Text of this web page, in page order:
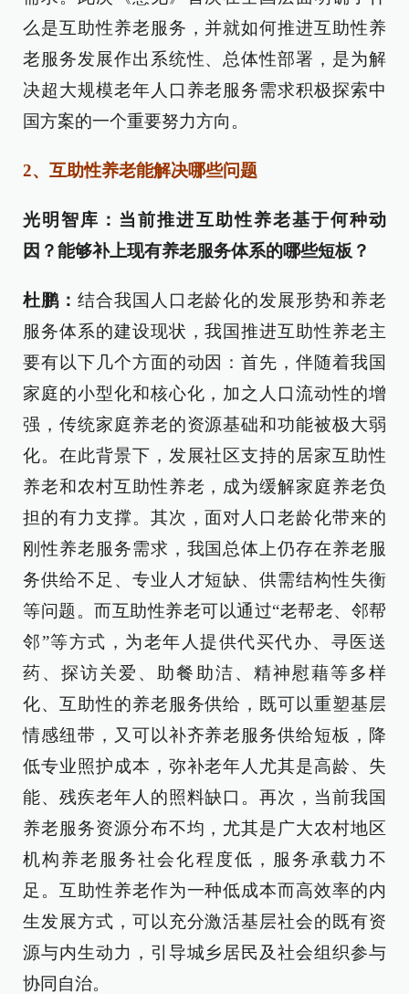
么是互助性养老服务，并就如何推进互助性养
老服务发展作出系统性、总体性部署，是为解
决超大规模老年人口养老服务需求积极探索中
国方案的一个重要努力方向。
2、互助性养老能解决哪些问题
光明智库：当前推进互助性养老基于何种动
因？能够补上现有养老服务体系的哪些短板？
杜鹏： 结合我国人口老龄化的发展形势和养老
服务体系的建设现状，我国推进互助性养老主
要有以下几个方面的动因：首先，伴随着我国
家庭的小型化和核心化，加之人口流动性的增
强，传统家庭养老的资源基础和功能被极大弱
化。在此背景下，发展社区支持的居家互助性
养老和农村互助性养老，成为缓解家庭养老负
担的有力支撑。其次，面对人口老龄化带来的
刚性养老服务需求，我国总体上仍存在养老服
务供给不足、专业人才短缺、供需结构性失衡
等问题。而互助性养老可以通过“老帮老、邻帮
邻”等方式，为老年人提供代买代办、寻医送
药、探访关爱、助餐助洁、精神慰藉等多样
化、互助性的养老服务供给，既可以重塑基层
情感纽带，又可以补齐养老服务供给短板，降
低专业照护成本，弥补老年人尤其是高龄、失
能、残疾老年人的照料缺口。再次，当前我国
养老服务资源分布不均，尤其是广大农村地区
机构养老服务社会化程度低，服务承载力不
足。互助性养老作为一种低成本而高效率的内
生发展方式，可以充分激活基层社会的既有资
源与内生动力，引导城乡居民及社会组织参与
协同自治。